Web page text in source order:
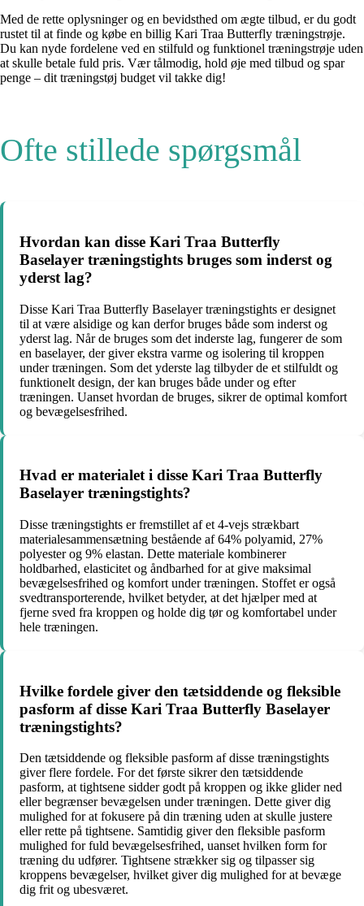
Med de rette oplysninger og en bevidsthed om ægte tilbud, er du godt
rustet til at finde og købe en billig Kari Traa Butterfly træningstrøje.
Du kan nyde fordelene ved en stilfuld og funktionel træningstrøje uden
at skulle betale fuld pris. Vær tålmodig, hold øje med tilbud og spar
penge – dit træningstøj budget vil takke dig!
Ofte stillede spørgsmål
Hvordan kan disse Kari Traa Butterfly
Baselayer træningstights bruges som inderst og
yderst lag?
Disse Kari Traa Butterfly Baselayer træningstights er designet
til at være alsidige og kan derfor bruges både som inderst og
yderst lag. Når de bruges som det inderste lag, fungerer de som
en baselayer, der giver ekstra varme og isolering til kroppen
under træningen. Som det yderste lag tilbyder de et stilfuldt og
funktionelt design, der kan bruges både under og efter
træningen. Uanset hvordan de bruges, sikrer de optimal komfort
og bevægelsesfrihed.
Hvad er materialet i disse Kari Traa Butterfly
Baselayer træningstights?
Disse træningstights er fremstillet af et 4-vejs strækbart
materialesammensætning bestående af 64% polyamid, 27%
polyester og 9% elastan. Dette materiale kombinerer
holdbarhed, elasticitet og åndbarhed for at give maksimal
bevægelsesfrihed og komfort under træningen. Stoffet er også
svedtransporterende, hvilket betyder, at det hjælper med at
fjerne sved fra kroppen og holde dig tør og komfortabel under
hele træningen.
Hvilke fordele giver den tætsiddende og fleksible
pasform af disse Kari Traa Butterfly Baselayer
træningstights?
Den tætsiddende og fleksible pasform af disse træningstights
giver flere fordele. For det første sikrer den tætsiddende
pasform, at tightsene sidder godt på kroppen og ikke glider ned
eller begrænser bevægelsen under træningen. Dette giver dig
mulighed for at fokusere på din træning uden at skulle justere
eller rette på tightsene. Samtidig giver den fleksible pasform
mulighed for fuld bevægelsesfrihed, uanset hvilken form for
træning du udfører. Tightsene strækker sig og tilpasser sig
kroppens bevægelser, hvilket giver dig mulighed for at bevæge
dig frit og ubesværet.